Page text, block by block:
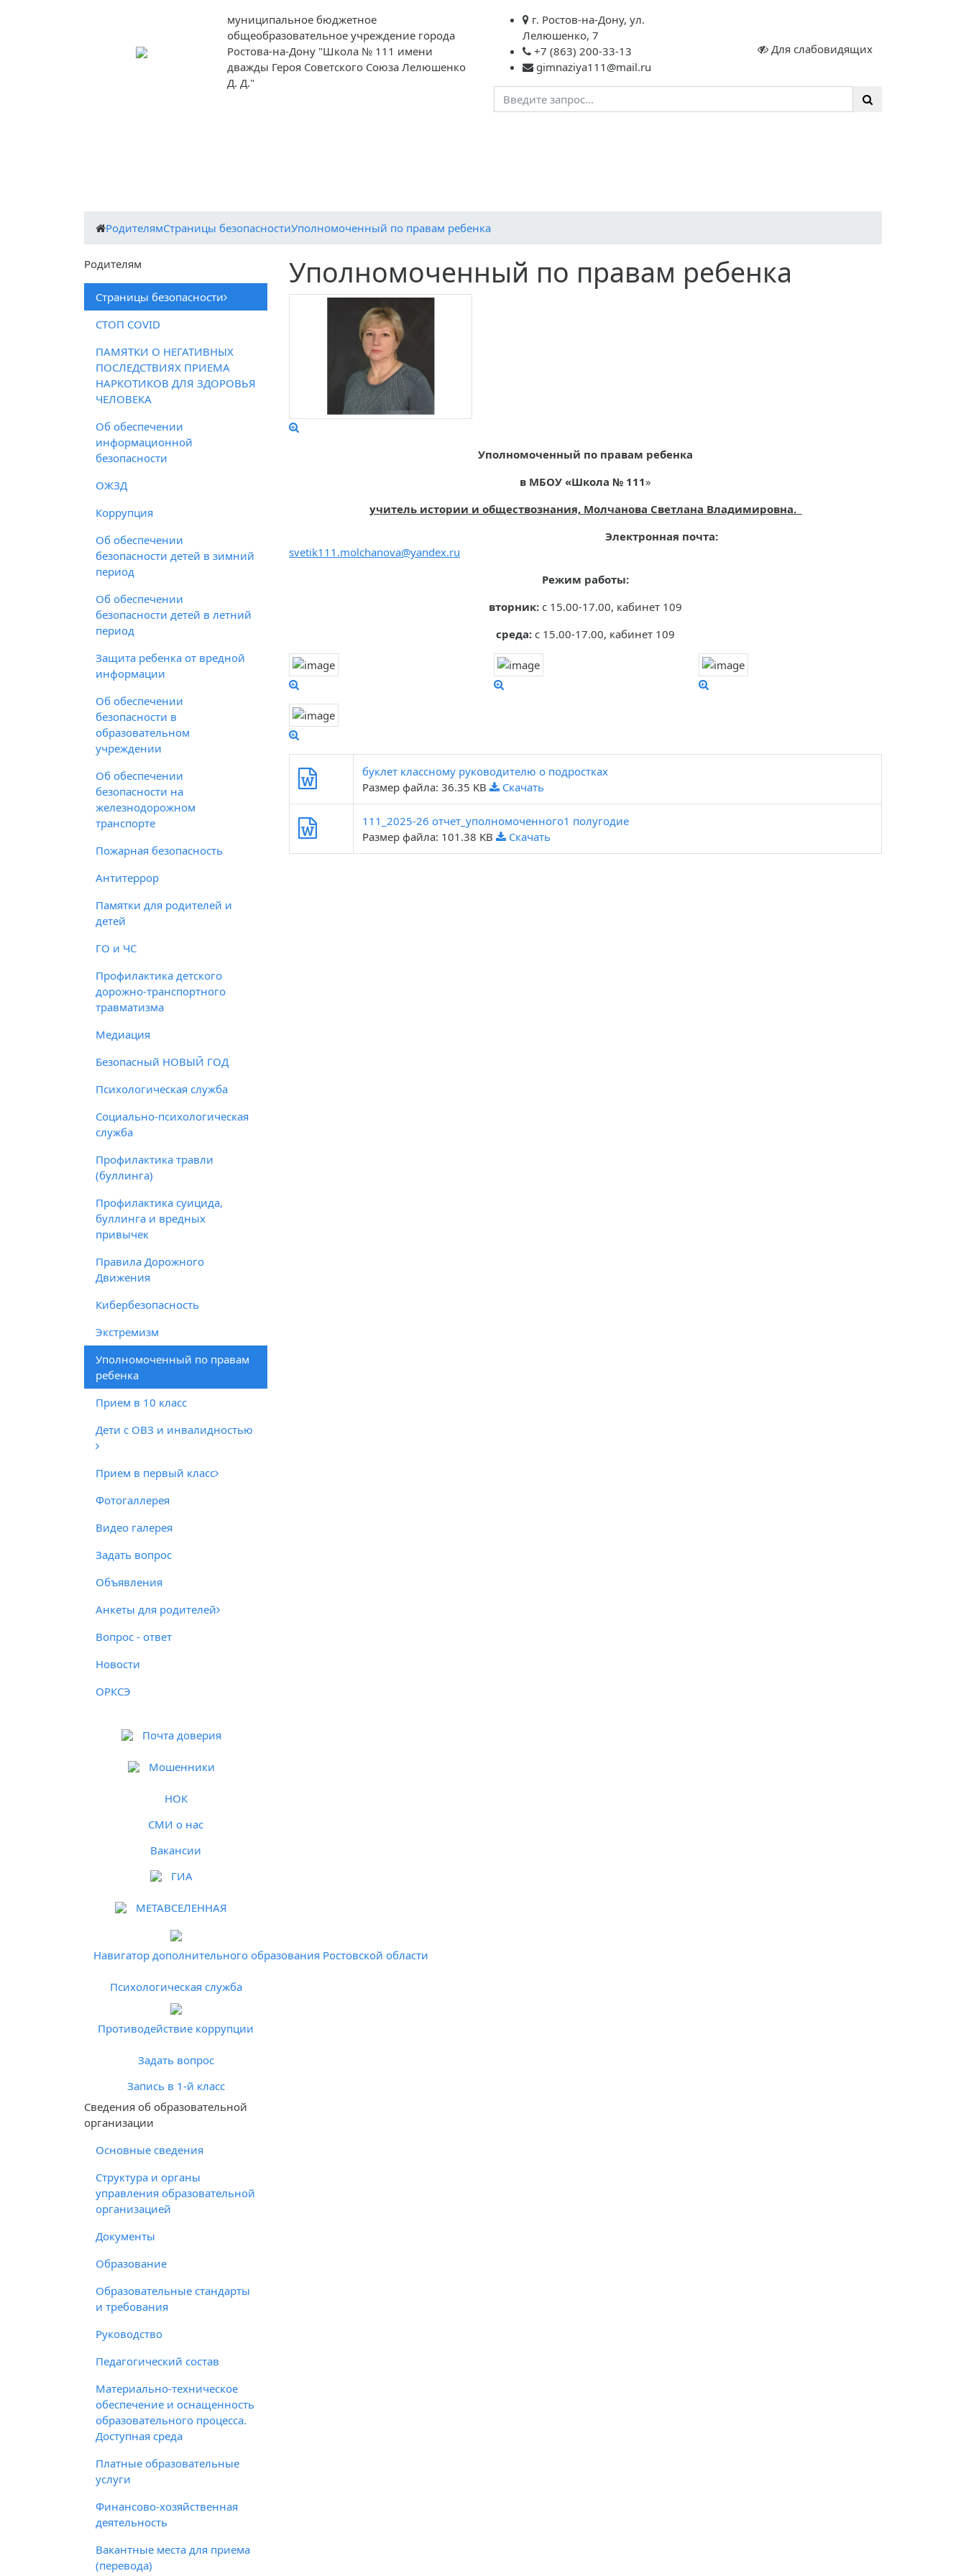
муниципальное бюджетное
общеобразовательное учреждение города
Ростова-на-Дону "Школа № 111 имени
дважды Героя Советского Союза Лелюшенко
Д. Д."
г. Ростов-на-Дону, ул.
Лелюшенко, 7
+7 (863) 200-33-13
gimnaziya111@mail.ru
Для слабовидящих
РодителямСтраницы безопасностиУполномоченный по правам ребенка
Родителям
Страницы безопасности
СТОП COVID
ПАМЯТКИ О НЕГАТИВНЫХ
ПОСЛЕДСТВИЯХ ПРИЕМА
НАРКОТИКОВ ДЛЯ ЗДОРОВЬЯ
ЧЕЛОВЕКА
Об обеспечении
информационной
безопасности
ОЖЗД
Коррупция
Об обеспечении
безопасности детей в зимний
период
Об обеспечении
безопасности детей в летний
период
Защита ребенка от вредной
информации
Об обеспечении
безопасности в
образовательном
учреждении
Об обеспечении
безопасности на
железнодорожном
транспорте
Пожарная безопасность
Антитеррор
Памятки для родителей и
детей
ГО и ЧС
Профилактика детского
дорожно-транспортного
травматизма
Медиация
Безопасный НОВЫЙ ГОД
Психологическая служба
Социально-психологическая
служба
Профилактика травли
(буллинга)
Профилактика суицида,
буллинга и вредных
привычек
Правила Дорожного
Движения
Кибербезопасность
Экстремизм
Уполномоченный по правам
ребенка
Прием в 10 класс
Дети с ОВЗ и инвалидностью
Прием в первый класс
Фотогаллерея
Видео галерея
Задать вопрос
Объявления
Анкеты для родителей
Вопрос - ответ
Новости
ОРКСЭ
Почта доверия
Мошенники
НОК
СМИ о нас
Вакансии
ГИА
МЕТАВСЕЛЕННАЯ
Навигатор дополнительного образования Ростовской области
Психологическая служба
Противодействие коррупции
Задать вопрос
Запись в 1-й класс
Cведения об образовательной
организации
Основные сведения
Структура и органы
управления образовательной
организацией
Документы
Образование
Образовательные стандарты
и требования
Руководство
Педагогический состав
Материально-техническое
обеспечение и оснащенность
образовательного процесса.
Доступная среда
Платные образовательные
услуги
Финансово-хозяйственная
деятельность
Вакантные места для приема
(перевода)
Уполномоченный по правам ребенка
Уполномоченный по правам ребенка
в МБОУ «Школа № 111»
учитель истории и обществознания, Молчанова Светлана Владимировна.
Электронная почта:
svetik111.molchanova@yandex.ru
Режим работы:
вторник: с 15.00-17.00, кабинет 109
среда: с 15.00-17.00, кабинет 109
буклет классному руководителю о подростках
Размер файла: 36.35 KB
Скачать
111_2025-26 отчет_уполномоченного1 полугодие
Размер файла: 101.38 KB
Скачать